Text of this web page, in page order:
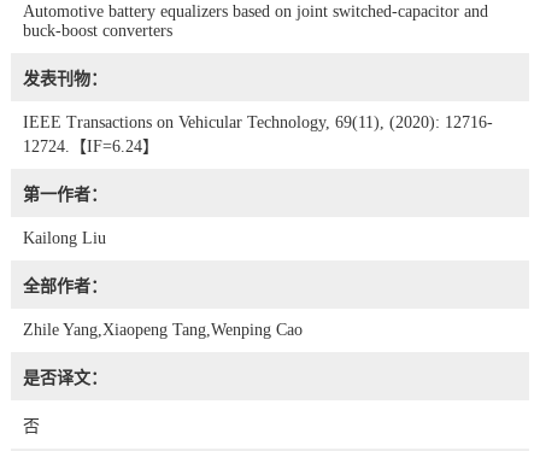
Automotive battery equalizers based on joint switched-capacitor and
buck-boost converters
发表刊物：
IEEE Transactions on Vehicular Technology, 69(11), (2020): 12716-
12724.【IF=6.24】
第一作者：
Kailong Liu
全部作者：
Zhile Yang,Xiaopeng Tang,Wenping Cao
是否译文：
否